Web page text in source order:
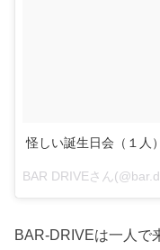
怪しい誕生日会（１人
BAR DRIVEさん
BAR-DRIVEは一人で